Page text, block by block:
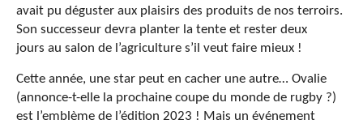
avait pu déguster aux plaisirs des produits de nos terroirs.
Son successeur devra planter la tente et rester deux
jours au salon de l’agriculture s’il veut faire mieux !
Cette année, une star peut en cacher une autre… Ovalie
(annonce-t-elle la prochaine coupe du monde de rugby ?)
est l’emblème de l’édition 2023 ! Mais un événement